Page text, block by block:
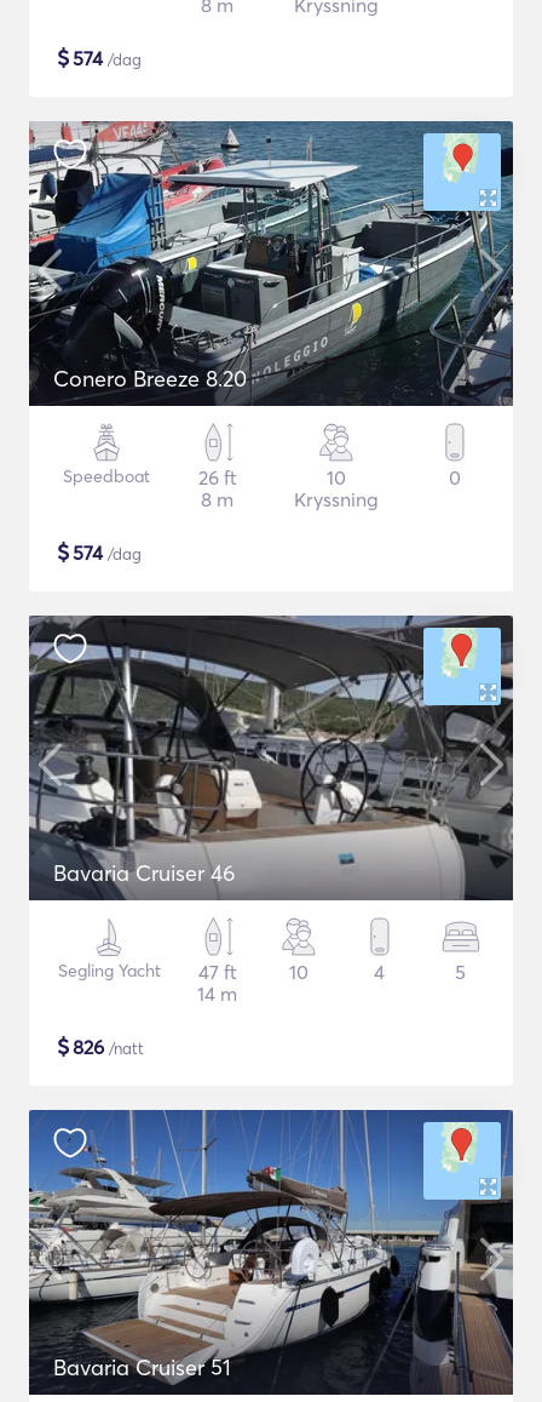
8 m
Kryssning
$574/dag
Conero Breeze 8.20
Speedboat
26 ft
8 m
10
Kryssning
0
$574/dag
Bavaria Cruiser 46
Segling Yacht
47 ft
14 m
10 4 5
$826 /natt
Bavaria Cruiser 51